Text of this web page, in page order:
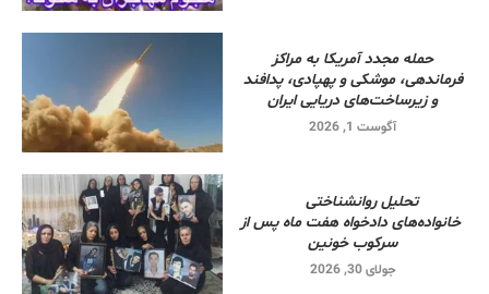
حمله مجدد آمریکا به مراکز
فرماندهی، موشکی و پهپادی، پدافند
و زیرساخت‌های دریایی ایران
آگوست 1, 2026
تحلیل روانشناختی
خانواده‌های دادخواه هفت ماه پس از
سرکوب خونین
جولای 30, 2026